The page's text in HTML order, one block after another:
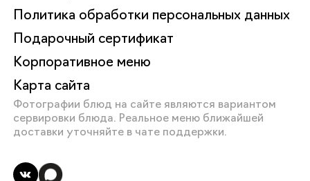
Политика обработки персональных данных
Подарочный сертификат
Корпоративное меню
Карта сайта
Фотографии блюд на сайте являются вариантом
сервировки блюда. Реальное меню ближайшей
доставки уточняйте в чате поддержки.